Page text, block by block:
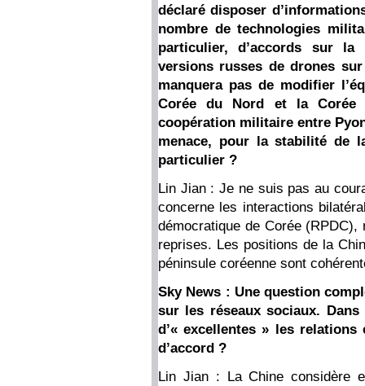
déclaré disposer
nombre de technologies
particulier, d’accords sur
versions russes de drones
manquera pas de modifier
Corée du Nord et la Corée
coopération militaire entre
menace, pour la stabilité de
particulier ?
Lin Jian : Je ne suis pas au
concerne les interactions
démocratique de Corée
reprises. Les positions de la
péninsule coréenne sont
Sky News : Une question
sur les réseaux sociaux.
d’« excellentes » les
d’accord ?
Lin Jian : La Chine considère